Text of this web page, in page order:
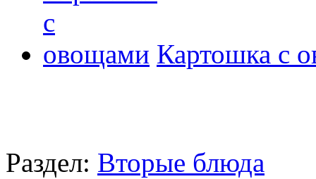
Картошка с
Раздел: Вторые блюда